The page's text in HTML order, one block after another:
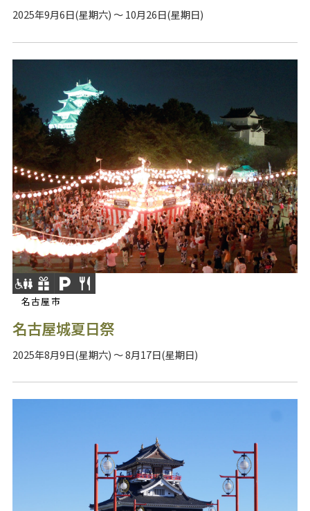
2025年9月6日(星期六) ～ 10月26日(星期日)
名古屋市
名古屋城夏日祭
2025年8月9日(星期六) ～ 8月17日(星期日)